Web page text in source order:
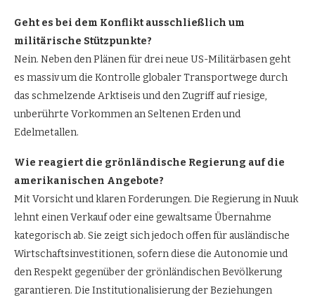
Geht es bei dem Konflikt ausschließlich um
militärische Stützpunkte?
Nein. Neben den Plänen für drei neue US-Militärbasen geht
es massiv um die Kontrolle globaler Transportwege durch
das schmelzende Arktiseis und den Zugriff auf riesige,
unberührte Vorkommen an Seltenen Erden und
Edelmetallen.
Wie reagiert die grönländische Regierung auf die
amerikanischen Angebote?
Mit Vorsicht und klaren Forderungen. Die Regierung in Nuuk
lehnt einen Verkauf oder eine gewaltsame Übernahme
kategorisch ab. Sie zeigt sich jedoch offen für ausländische
Wirtschaftsinvestitionen, sofern diese die Autonomie und
den Respekt gegenüber der grönländischen Bevölkerung
garantieren. Die Institutionalisierung der Beziehungen